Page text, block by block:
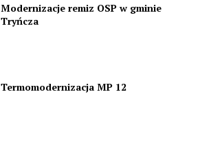
Modernizacje remiz OSP w gminie
Tryńcza
Termomodernizacja MP 12